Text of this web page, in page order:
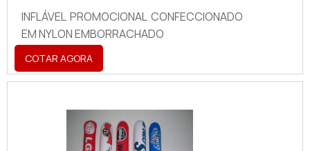
INFLÁVEL PROMOCIONAL CONFECCIONADO
EM NYLON EMBORRACHADO
COTAR AGORA